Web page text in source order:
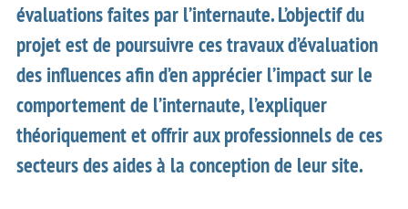
évaluations faites par l’internaute. L’objectif du
projet est de poursuivre ces travaux d’évaluation
des influences afin d’en apprécier l’impact sur le
comportement de l’internaute, l’expliquer
théoriquement et offrir aux professionnels de ces
secteurs des aides à la conception de leur site.